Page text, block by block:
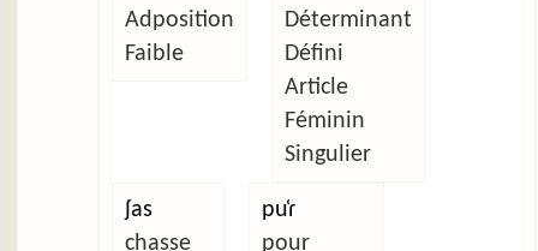
Adposition
Faible
Déterminant
Défini
Article
Féminin
Singulier
ʃas
chasse
pu̜ɾ
pour